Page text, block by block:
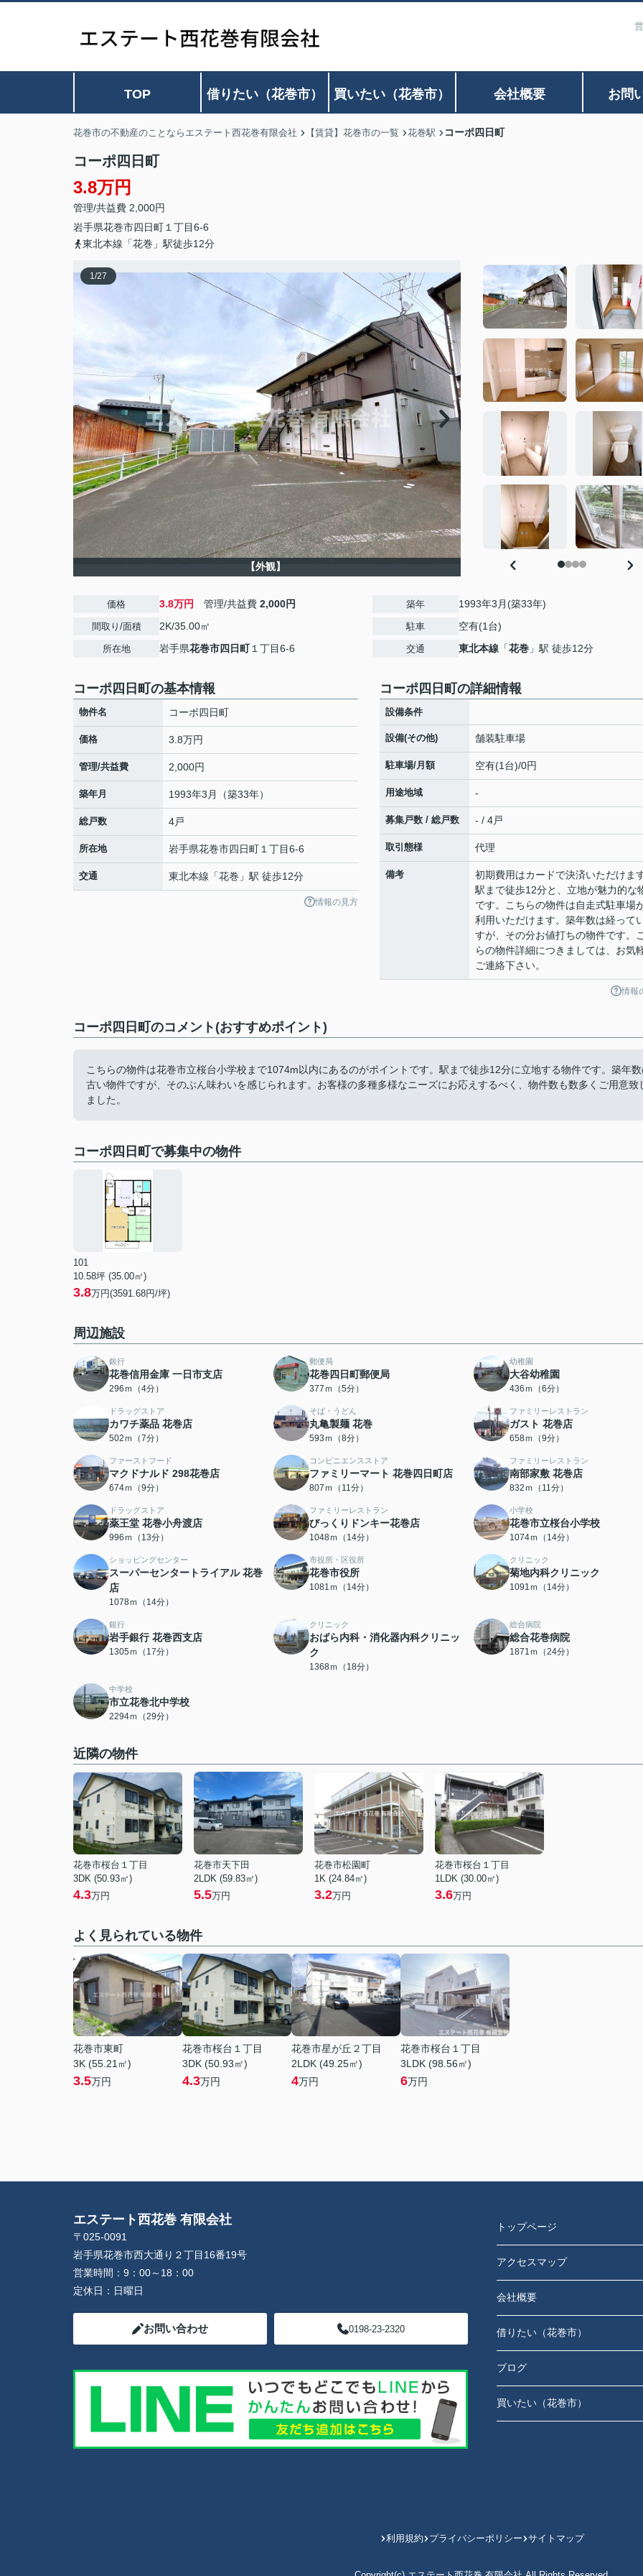
TOP 借りたい（花巻市） 買いたい（花巻市） 会社概要 お問
花巻市の不動産のことならエステート西花巻有限会社 【賃貸】花巻市の一覧 花巻駅 コーポ四日町
コーポ四日町
3.8万円
管理/共益費 2,000円
岩手県花巻市四日町 １丁目6-6
東北本線「花巻」駅徒歩12分
1/27
【外観】
価格 3.8万円 管理/共益費 2,000円
間取り/面積 2K/35.00㎡
所在地 岩手県花巻市四日町１丁目6-6
築年 1993年3月(築33年)
駐車 空有(1台)
交通 東北本線 「花巻 」駅 徒歩12分
コーポ四日町の基本情報
物件名 コーポ四日町
価格 3.8万円
管理/共益費 2,000円
築年月 1993年3月（築33年）
総戸数 4戸
所在地 岩手県花巻市四日町 １丁目6-6
交通 東北本線 「花巻 」駅 徒歩12分
情報の見方
コーポ四日町の詳細情報
設備条件
設備(その他) 舗装駐車場
駐車場/月額 空有(1台)/0円
用途地域 -
募集戸数 / 総戸数 - / 4戸
取引態様 代理
備考
初期費用はカードで決済いただけます
駅まで徒歩12分と、立地が魅力的な
です。こちらの物件は自走式駐車場
利用いただけます。築年数は経って
すが、その分お値打ちの物件です。
らの物件詳細につきましては、お気
ご連絡下さい。
情報
コーポ四日町のコメント(おすすめポイント)
こちらの物件は花巻市立桜台小学校まで1074m以内にあるのがポイントです。駅まで徒歩12分に立地する物件です。築年
古い物件ですが、そのぶん味わいを感じられます。お客様の多種多様なニーズにお応えするべく、物件数も数多くご用意致
ました。
コーポ四日町で募集中の物件
101
10.58坪 (35.00㎡)
3.8万円(3591.68円/坪)
周辺施設
銀行
花巻信用金庫 一日市支店
296ｍ（4分）
郵便局
花巻四日町郵便局
377ｍ（5分）
幼稚園
大谷幼稚園
436ｍ（6分）
ドラッグストア
カワチ薬品 花巻店
502ｍ（7分）
そば・うどん
丸亀製麺 花巻
593ｍ（8分）
ファミリーレストラン
ガスト 花巻店
658ｍ（9分）
ファーストフード
マクドナルド 298花巻店
674ｍ（9分）
コンビニエンスストア
ファミリーマート 花巻四日町店
807ｍ（11分）
ファミリーレストラン
南部家敷 花巻店
832ｍ（11分）
ドラッグストア
薬王堂 花巻小舟渡店
996ｍ（13分）
ファミリーレストラン
びっくりドンキー花巻店
1048ｍ（14分）
小学校
花巻市立桜台小学校
1074ｍ（14分）
ショッピングセンター
スーパーセンタートライアル 花巻
店
1078ｍ（14分）
市役所・区役所
花巻市役所
1081ｍ（14分）
クリニック
菊地内科クリニック
1091ｍ（14分）
銀行
岩手銀行 花巻西支店
1305ｍ（17分）
クリニック
おばら内科・消化器内科クリニッ
ク
1368ｍ（18分）
総合病院
総合花巻病院
1871ｍ（24分）
中学校
市立花巻北中学校
2294ｍ（29分）
近隣の物件
花巻市桜台１丁目
3DK (50.93㎡)
4.3万円
花巻市天下田
2LDK (59.83㎡)
5.5万円
花巻市松園町
1K (24.84㎡)
3.2万円
花巻市桜台１丁目
1LDK (30.00㎡)
3.6万円
よく見られている物件
花巻市東町
3K (55.21㎡)
3.5万円
花巻市桜台１丁目
3DK (50.93㎡)
4.3万円
花巻市星が丘２丁目
2LDK (49.25㎡)
4万円
花巻市桜台１丁目
3LDK (98.56㎡)
6万円
エステート西花巻 有限会社
〒025-0091
岩手県花巻市西大通り２丁目16番19号
営業時間： 9：00～18：00
定休日： 日曜日
お問い合わせ 0198-23-2320
トップページ
アクセスマップ
会社概要
借りたい（花巻市）
ブログ
買いたい（花巻市）
利用規約 プライバシーポリシー サイトマップ